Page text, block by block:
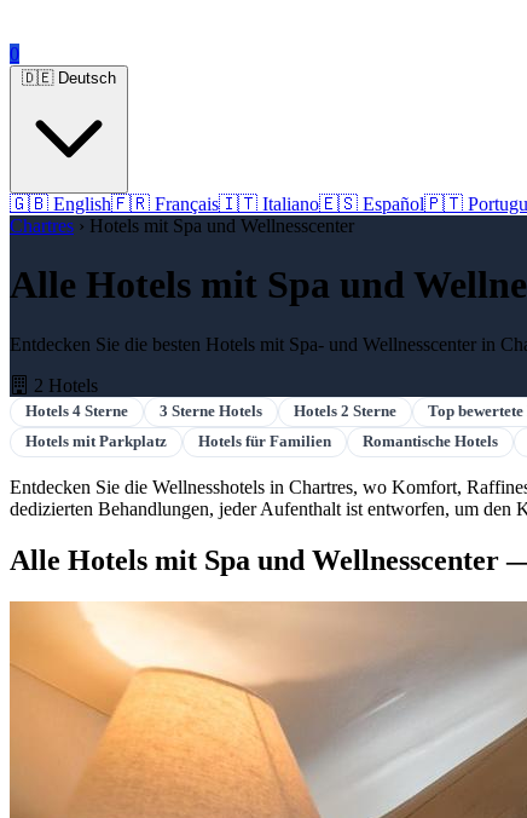
0
🇬🇧 English🇫🇷 Français🇮🇹 Italiano🇪🇸 Español🇵🇹
Chartres › Hotels mit Spa und Wellnesscenter
Alle Hotels mit Spa und
Entdecken Sie die besten Hotels mit Spa- und Wellnesscenter in
2 Hotels
Hotels 4 Sterne 3 Sterne Hotels Hotels 2 Sterne Top
Hotels mit Parkplatz
Hotels für Familien Romantische Hotels
Entdecken Sie die Wellnesshotels in Chartres, wo Komfort,
dedizierten Behandlungen, jeder Aufenthalt ist entworfen, um den
Alle Hotels mit Spa und Wellnesscenter